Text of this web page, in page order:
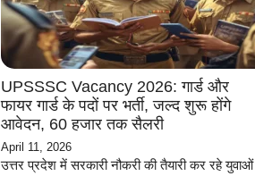
UPSSSC Vacancy 2026: गार्ड और
फायर गार्ड के पदों पर भर्ती, जल्द शुरू होंगे
आवेदन, 60 हजार तक सैलरी
April 11, 2026
उत्तर प्रदेश में सरकारी नौकरी की तैयारी कर रहे युवाओं